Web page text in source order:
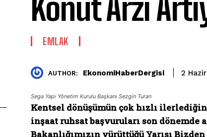
Konut Arzı
EMLAK
AUTHOR: EkonomiHaberDergisi 2
Sega Yapı Yönetim Kurulu Başkanı Sezgin Turan
Kentsel dönüşümün çok hızlı
inşaat ruhsat başvuruları son
Bakanlığımızın yürüttüğüYarısı